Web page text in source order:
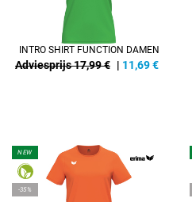
INTRO SHIRT FUNCTION DAMEN
Adviesprijs 17,99 € | 11,69€
NEW
-35%